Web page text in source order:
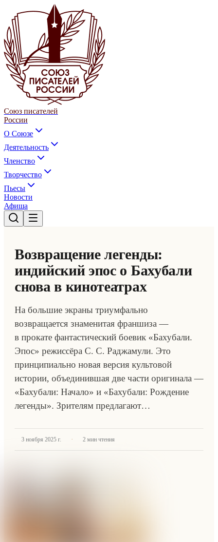
Союз писателей
России
О Союзе
Деятельность
Членство
Творчество
Пьесы
Новости
Афиша
Возвращение легенды:
индийский эпос о Бахубали
снова в кинотеатрах
На большие экраны триумфально
возвращается знаменитая франшиза —
в прокате фантастический боевик «Бахубали.
Эпос» режиссёра С. С. Раджамули. Это
принципиально новая версия культовой
истории, объединившая две части оригинала —
«Бахубали: Начало» и «Бахубали: Рождение
легенды». Зрителям предлагают…
3 ноября 2025 г. · 2 мин чтения